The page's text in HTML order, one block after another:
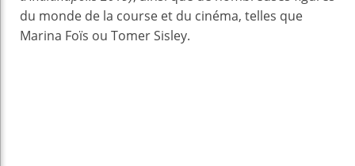
du monde de la course et du cinéma, telles que
Marina Foïs ou Tomer Sisley.